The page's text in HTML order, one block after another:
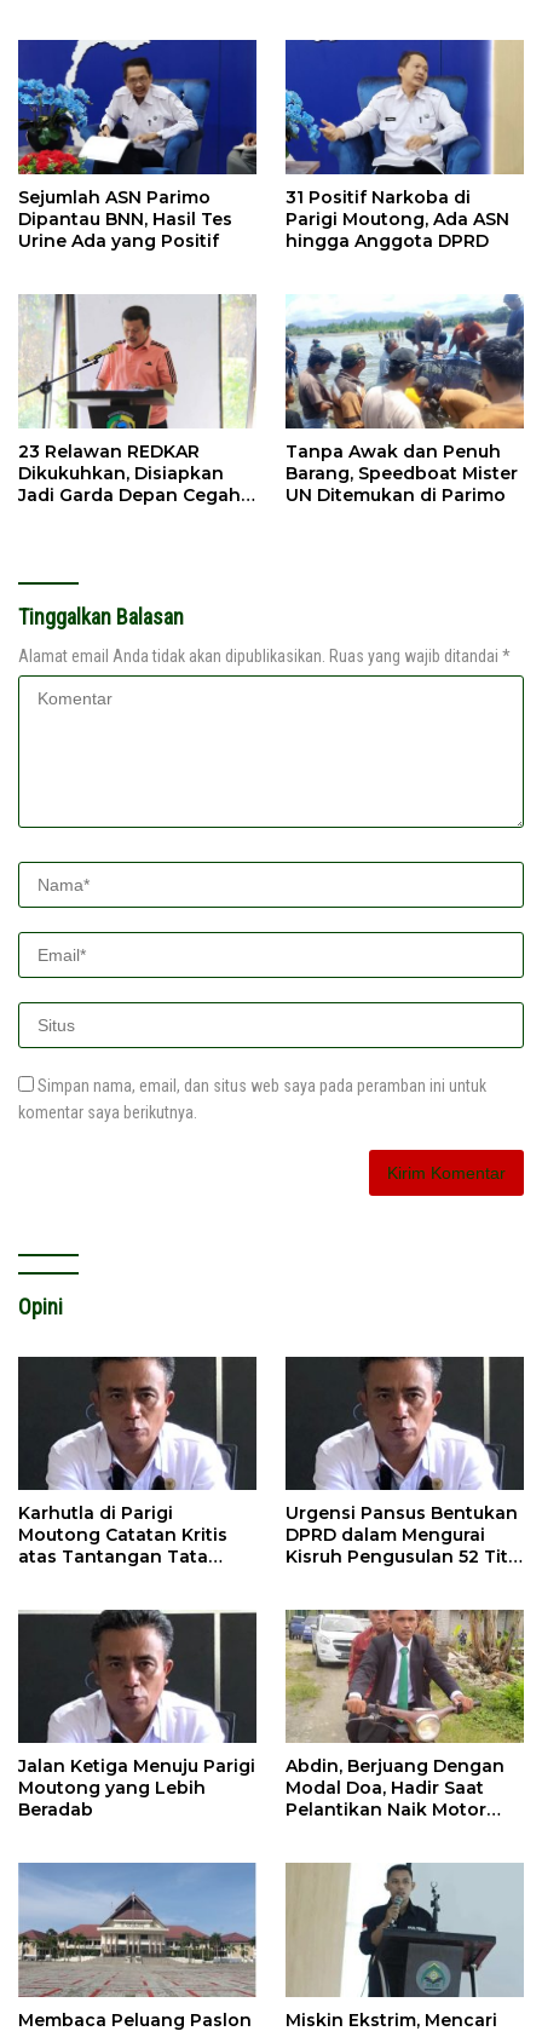
Sejumlah ASN Parimo
Dipantau BNN, Hasil Tes
Urine Ada yang Positif
31 Positif Narkoba di
Parigi Moutong, Ada ASN
hingga Anggota DPRD
23 Relawan REDKAR
Dikukuhkan, Disiapkan
Jadi Garda Depan Cegah
Tanpa Awak dan Penuh
Barang, Speedboat Mister
UN Ditemukan di Parimo
Tinggalkan Balasan
Alamat email Anda tidak akan dipublikasikan. Ruas yang wajib ditandai *
Simpan nama, email, dan situs web saya pada peramban ini untuk
komentar saya berikutnya.
Opini
Karhutla di Parigi
Moutong Catatan Kritis
atas Tantangan Tata
Urgensi Pansus Bentukan
DPRD dalam Mengurai
Kisruh Pengusulan 52 Titik
Jalan Ketiga Menuju Parigi
Moutong yang Lebih
Beradab
Abdin, Berjuang Dengan
Modal Doa, Hadir Saat
Pelantikan Naik Motor
Membaca Peluang Paslon
Miskin Ekstrim, Mencari